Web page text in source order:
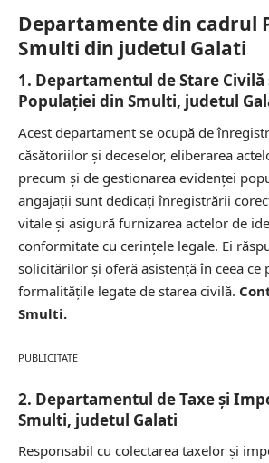
Departamente din cadrul
Smulti din judetul Galati
1. Departamentul de Stare Civilă
Populației din Smulti, judetul
Acest departament se ocupă de
căsătoriilor și deceselor, eliberarea
precum și de gestionarea evidenței
angajații sunt dedicați înregistrării
vitale și asigură furnizarea actelor de
conformitate cu cerințele legale. Ei
solicitărilor și oferă asistență în ceea ce
formalitățile legate de starea civilă.
Smulti.
PUBLICITATE
2. Departamentul de Taxe și
Smulti, judetul Galati
Responsabil cu colectarea taxelor și